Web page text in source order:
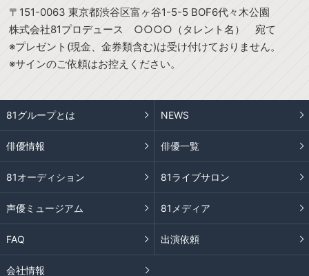
〒151-0063 東京都渋谷区富ヶ谷1-5-5 BOF6代々木公園
株式会社81プロデュース ○○○○（タレント名） 宛て
※プレゼント(現金、金券類含む)は受け付けておりません。
※サインのご依頼はお控えください。
81グループとは NEWS
俳優情報 俳優一覧
81オーディション 81ライブサロン
声優ミュージアム 81メディア
FAQ 出演依頼
会社情報